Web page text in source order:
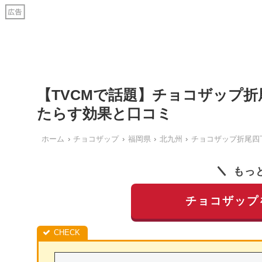
【TVCMで話題】チョコザップ
たらす効果と口コミ
ホーム チョコザップ 福岡県 北九州 チョコザップ折尾四
もっ
チョコザッ